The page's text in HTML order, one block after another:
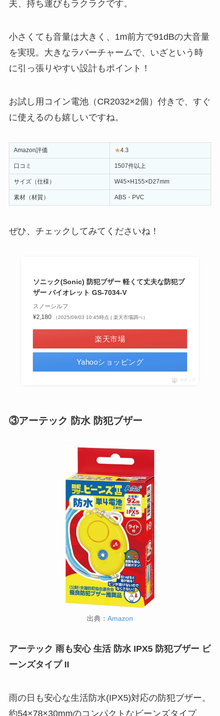
夫、持ち運びもラクラクです。
小さくても音量は大きく、1m前方で91dBの大音量
を実現。大きなラバーチャームで、いざという時
に引っ張りやすい設計もポイント！
お試し用コイン電池（CR2032×2個）付きで、すぐ
に使えるのも嬉しいですね。
Amazon評価 ★4.3
口コミ 1507件以上
サイズ（仕様） W45×H155×D27mm
素材（材質） ABS・PVC
ぜひ、チェックしてみてくださいね！
ソニック(Sonic) 防犯ブザー 軽くて丈夫な防犯ブ
ザー バイオレット GS-7034-V
スノーシルフ
¥2,180
（2025/09/03 10:45時点 | 楽天市場調べ）
楽天市場
Yahooショッピング
ポチップ
③アーテック 防水 防犯ブザー
出典： Amazon
アーテック 雨も安心 生活 防水 IPX5 防犯ブザー ビ
ーンズタイプ II
雨の日も安心な生活防水(IPX5)対応の防犯ブザー。
約54×78×30mmのコンパクトなビーンズタイプ